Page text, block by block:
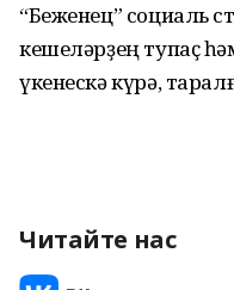
“Беженец” социаль
кешеләрҙең тупаҫ
үкенескә күрә,
Читайте нас